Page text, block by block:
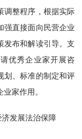
调整程序，根据实际
强直接面向民营企业
发布和解读引导。支
优秀企业家开展咨
划、标准的制定和评
家作用。
济发展法治保障